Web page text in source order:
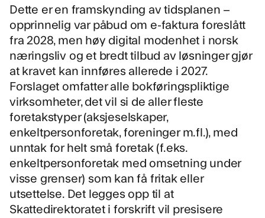
Dette er en framskynding av tidsplanen –
opprinnelig var påbud om e-faktura foreslått
fra 2028, men høy digital modenhet i norsk
næringsliv og et bredt tilbud av løsninger gjør
at kravet kan innføres allerede i 2027.
Forslaget omfatter alle bokføringspliktige
virksomheter, det vil si de aller fleste
foretakstyper (aksjeselskaper,
enkeltpersonforetak, foreninger m.fl.), med
unntak for helt små foretak (f.eks.
enkeltpersonforetak med omsetning under
visse grenser) som kan få fritak eller
utsettelse. Det legges opp til at
Skattedirektoratet i forskrift vil presisere